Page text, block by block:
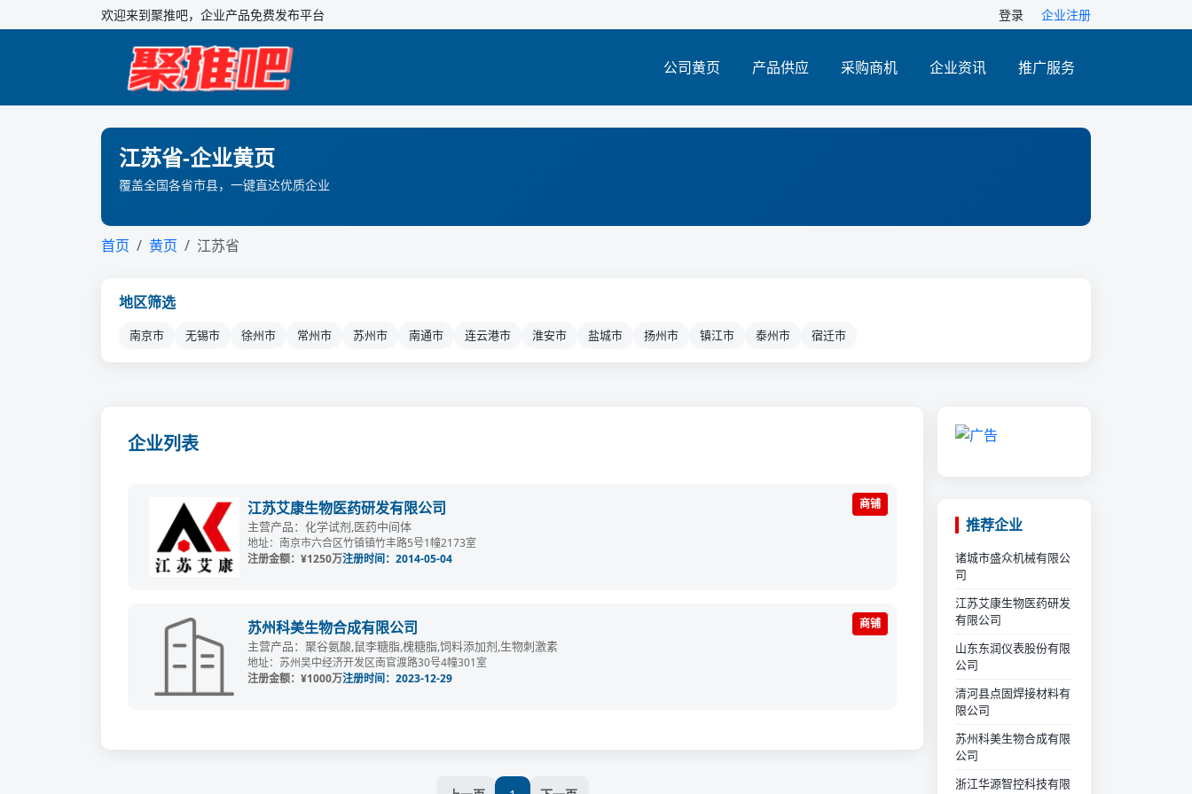
欢迎来到聚推吧，企业产品免费发布平台 登录 企业注册
公司黄页 产品供应 采购商机 企业资讯 推广服务
江苏省-企业黄页
覆盖全国各省市县，一键直达优质企业
首页 黄页 江苏省
地区筛选
南京市 无锡市 徐州市 常州市 苏州市 南通市 连云港市 淮安市 盐城市 扬州市 镇江市 泰州市 宿迁市
企业列表
江苏艾康生物医药研发有限公司
主营产品：化学试剂,医药中间体
地址：南京市六合区竹镇镇竹丰路5号1幢2173室
注册金额：¥1250万注册时间：2014-05-04
商铺
苏州科美生物合成有限公司
主营产品：聚谷氨酸,鼠李糖脂,槐糖脂,饲料添加剂,生物刺激素
地址：苏州吴中经济开发区南官渡路30号4幢301室
注册金额：¥1000万注册时间：2023-12-29
商铺
推荐企业
诸城市盛众机械有限公
司
江苏艾康生物医药研发
有限公司
山东东润仪表股份有限
公司
清河县点固焊接材料有
限公司
苏州科美生物合成有限
公司
浙江华源智控科技有限